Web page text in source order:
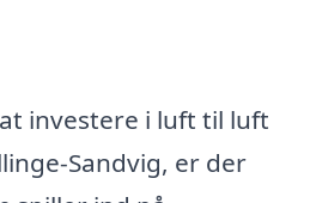
investere i luft til luft
Sandvig, er der